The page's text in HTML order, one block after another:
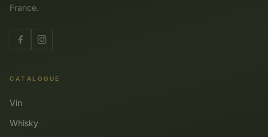
France.
CATALOGUE
Vin
Whisky